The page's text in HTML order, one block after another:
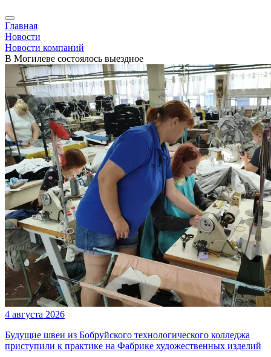
Главная
Новости
Новости компаний
В Могилеве состоялось выездное
4 августа 2026
Будущие швеи из Бобруйского технологического колледжа
приступили к практике на Фабрике художественных изделий